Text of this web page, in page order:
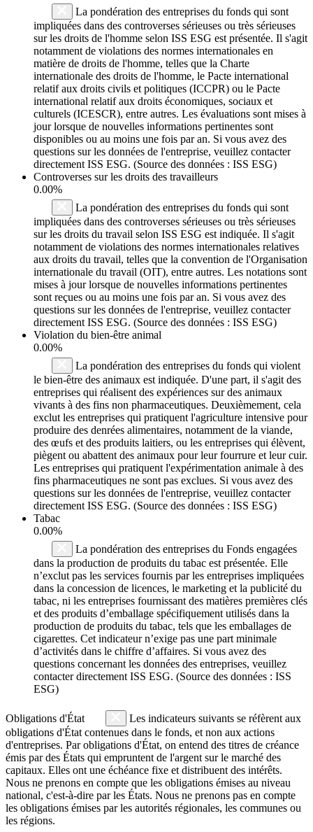
La pondération des entreprises du fonds qui sont
impliquées dans des controverses sérieuses ou très sérieuses
sur les droits de l'homme selon ISS ESG est présentée. Il s'agit
notamment de violations des normes internationales en
matière de droits de l'homme, telles que la Charte
internationale des droits de l'homme, le Pacte international
relatif aux droits civils et politiques (ICCPR) ou le Pacte
international relatif aux droits économiques, sociaux et
culturels (ICESCR), entre autres. Les évaluations sont mises à
jour lorsque de nouvelles informations pertinentes sont
disponibles ou au moins une fois par an. Si vous avez des
questions sur les données de l'entreprise, veuillez contacter
directement ISS ESG. (Source des données : ISS ESG)
Controverses sur les droits des travailleurs
0.00%
La pondération des entreprises du fonds qui sont
impliquées dans des controverses sérieuses ou très sérieuses
sur les droits du travail selon ISS ESG est indiquée. Il s'agit
notamment de violations des normes internationales relatives
aux droits du travail, telles que la convention de l'Organisation
internationale du travail (OIT), entre autres. Les notations sont
mises à jour lorsque de nouvelles informations pertinentes
sont reçues ou au moins une fois par an. Si vous avez des
questions sur les données de l'entreprise, veuillez contacter
directement ISS ESG. (Source des données : ISS ESG)
Violation du bien-être animal
0.00%
La pondération des entreprises du fonds qui violent
le bien-être des animaux est indiquée. D'une part, il s'agit des
entreprises qui réalisent des expériences sur des animaux
vivants à des fins non pharmaceutiques. Deuxièmement, cela
exclut les entreprises qui pratiquent l'agriculture intensive pour
produire des denrées alimentaires, notamment de la viande,
des œufs et des produits laitiers, ou les entreprises qui élèvent,
piègent ou abattent des animaux pour leur fourrure et leur cuir.
Les entreprises qui pratiquent l'expérimentation animale à des
fins pharmaceutiques ne sont pas exclues. Si vous avez des
questions sur les données de l'entreprise, veuillez contacter
directement ISS ESG. (Source des données : ISS ESG)
Tabac
0.00%
La pondération des entreprises du Fonds engagées
dans la production de produits du tabac est présentée. Elle
n’exclut pas les services fournis par les entreprises impliquées
dans la concession de licences, le marketing et la publicité du
tabac, ni les entreprises fournissant des matières premières clés
et des produits d’emballage spécifiquement utilisés dans la
production de produits du tabac, tels que les emballages de
cigarettes. Cet indicateur n’exige pas une part minimale
d’activités dans le chiffre d’affaires. Si vous avez des
questions concernant les données des entreprises, veuillez
contacter directement ISS ESG. (Source des données : ISS
ESG)
Obligations d'État
Les indicateurs suivants se réfèrent aux
obligations d'État contenues dans le fonds, et non aux actions
d'entreprises. Par obligations d'État, on entend des titres de créance
émis par des États qui empruntent de l'argent sur le marché des
capitaux. Elles ont une échéance fixe et distribuent des intérêts.
Nous ne prenons en compte que les obligations émises au niveau
national, c'est-à-dire par les États. Nous ne prenons pas en compte
les obligations émises par les autorités régionales, les communes ou
les régions.